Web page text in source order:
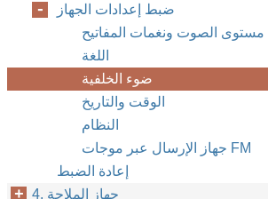
ضبط إعدادات الجهاز
مستوى الصوت ونغمات المفاتيح
اللغة
ضوء الخلفية
الوقت والتاريخ
النظام
جهاز الإرسال عبر موجات FM
إعادة الضبط
4. جهاز الملاحة